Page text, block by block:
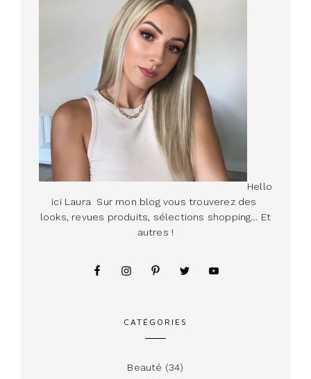
Hello
ici Laura Sur mon blog vous trouverez des
looks, revues produits, sélections shopping… Et
autres !
CATÉGORIES
Beauté (34)